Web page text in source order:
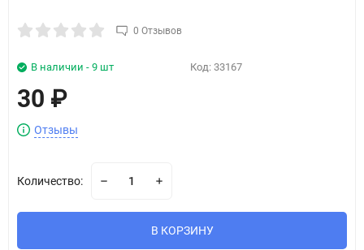
0 Отзывов
В наличии - 9 шт Код: 33167
30 ₽
Отзывы
Количество:
В КОРЗИНУ